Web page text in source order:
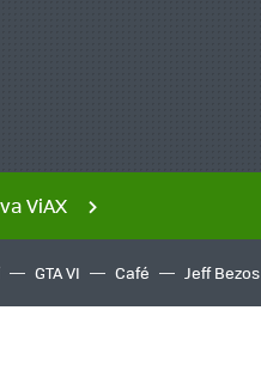
ViAX
GTA VI Café Jeff Bezos